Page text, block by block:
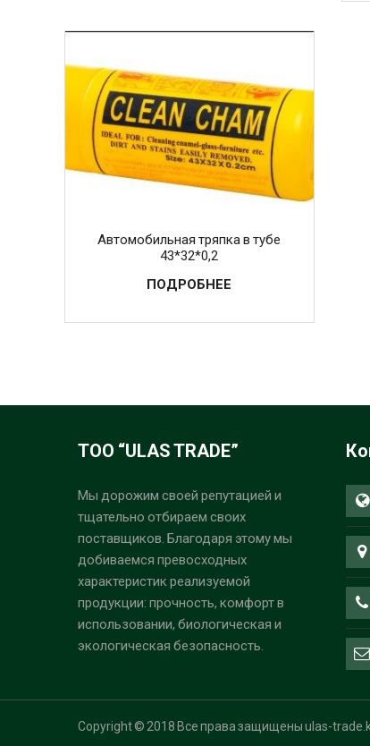
Автомобильная тряпка в тубе
43*32*0,2
ПОДРОБНЕЕ
ТОО “ULAS TRADE”
Мы дорожим своей репутацией и
тщательно отбираем своих
поставщиков. Благодаря этому мы
добиваемся превосходных
характеристик реализуемой
продукции: прочность, комфорт в
использовании, биологическая и
экологическая безопасность.
Copyright © 2018 Все права защищены ulas-